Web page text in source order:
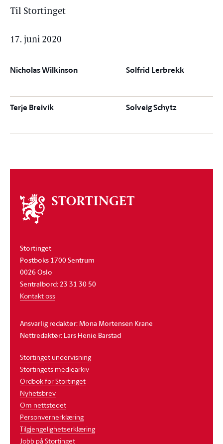
Til Stortinget
17. juni 2020
Nicholas Wilkinson Solfrid Lerbrekk
Terje Breivik Solveig Schytz
Om
stortinget
Stortinget
Postboks 1700 Sentrum
0026 Oslo
Sentralbord: 23 31 30 50
Kontakt oss
Ansvarlig redaktør: Mona Mortensen Krane
Nettredaktør: Lars Henie Barstad
Stortinget undervisning
Stortingets mediearkiv
Ordbok for Stortinget
Nyhetsbrev
Om nettstedet
Personvernerklæring
Tilgjengelighetserklæring
Jobb på Stortinget